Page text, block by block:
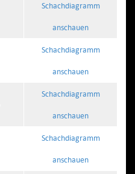
Schachdiagramm
anschauen
Schachdiagramm
anschauen
Schachdiagramm
anschauen
Schachdiagramm
anschauen